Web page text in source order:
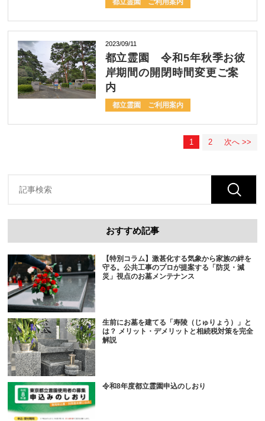
2023/09/11
都立霊園 令和5年秋季お彼
岸期間の開閉時間変更ご案
内
都立霊園 ご利用案内
1 2 次へ >>
おすすめ記事
【特別コラム】激甚化する気象から家族の絆を
守る。公共工事のプロが提案する「防災・減
災」視点のお墓メンテナンス
生前にお墓を建てる「寿陵（じゅりょう）」と
は？ メリット・デメリットと相続税対策を完全
解説
令和8年度都立霊園申込のしおり